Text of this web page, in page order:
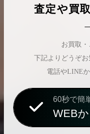
査定や買
お買取
下記よりどうぞお
電話やLINE
60秒で簡
WEB